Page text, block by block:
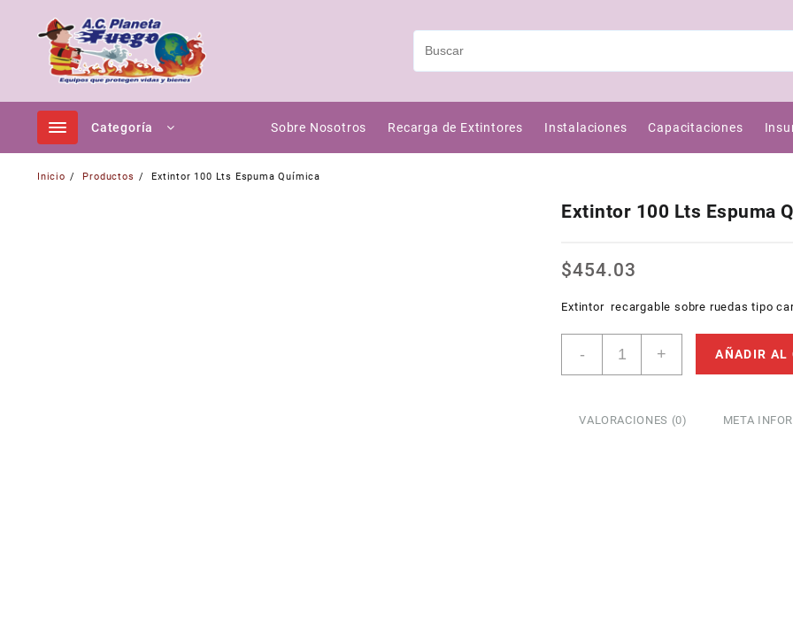
contenido
Categoría Sobre Nosotros Recarga de Extintores Instalaciones Capacitaciones
Inicio Productos Extintor 100 Lts Espuma Química
Extintor 100 Lts Espuma
$454.03
Extintor recargable sobre ruedas tipo
-
100
Química
+ AÑADIR AL
VALORACIONES (0) META